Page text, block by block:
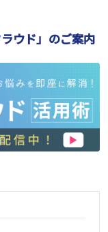
ウド」のご案内